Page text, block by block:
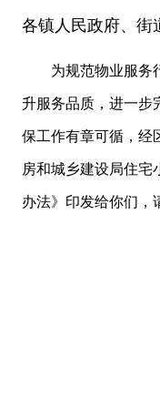
各镇人民政府、街
为规范物业服务行
升服务品质，进一步
保工作有章可循，经
房和城乡建设局住宅
办法》印发给你们，